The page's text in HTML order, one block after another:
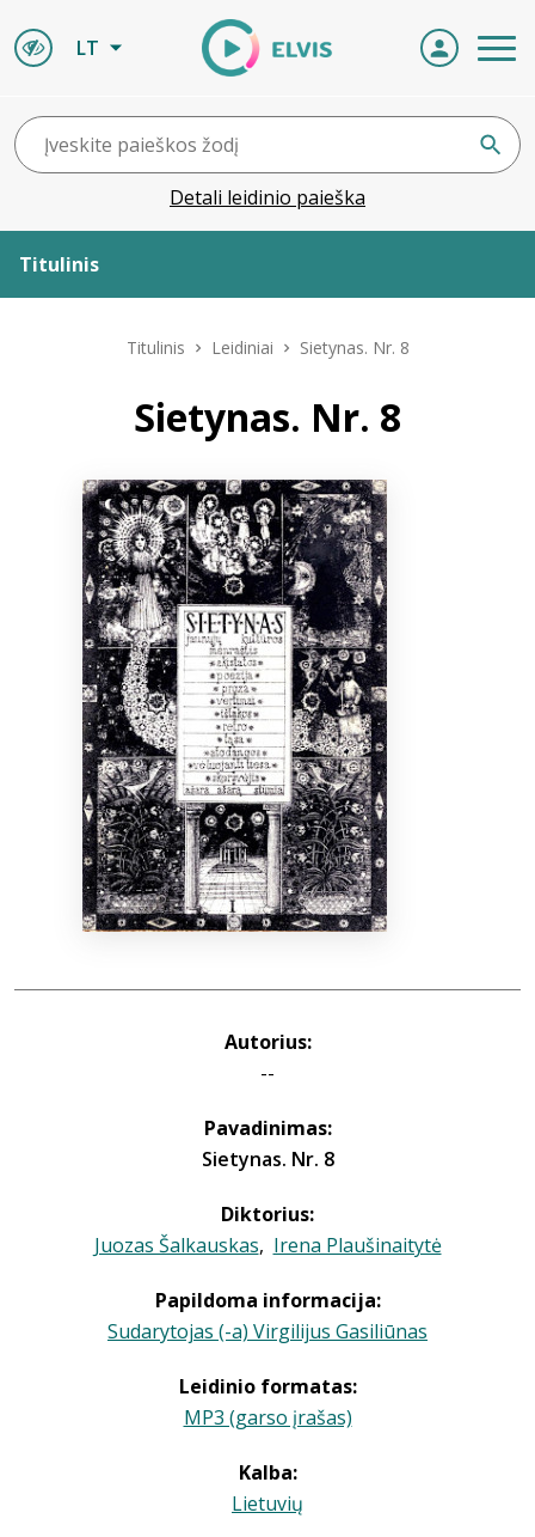
LT
Detali leidinio paieška
Titulinis
Naujienos
Bibliotekoms
+370 667 80 541
info@elvislab.lt
Titulinis Leidiniai Sietynas. Nr. 8
Sietynas. Nr. 8
Autorius:
--
Pavadinimas:
Sietynas. Nr. 8
Diktorius:
Juozas Šalkauskas, Irena Plaušinaitytė
Papildoma informacija:
Sudarytojas (-a) Virgilijus Gasiliūnas
Leidinio formatas:
MP3 (garso įrašas)
Kalba:
Lietuvių